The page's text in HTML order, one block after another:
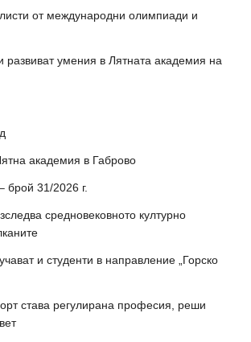
от международни олимпиади и
развиват умения в Лятната академия на
академия в Габрово
брой 31/2026 г.
средновековното културно
и студенти в направление „Горско
става регулирана професия, реши